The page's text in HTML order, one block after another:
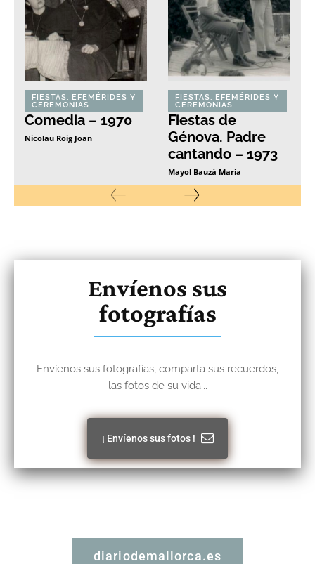
FIESTAS, EFEMÉRIDES Y
CEREMONIAS
Comedia – 1970
Nicolau Roig Joan
FIESTAS, EFEMÉRIDES Y
CEREMONIAS
Fiestas de
Génova. Padre
cantando – 1973
Mayol Bauzá María
Envíenos sus
fotografías
Envíenos sus fotografías, comparta sus recuerdos,
las fotos de su vida...
¡ Envíenos sus fotos !
diariodemallorca.es